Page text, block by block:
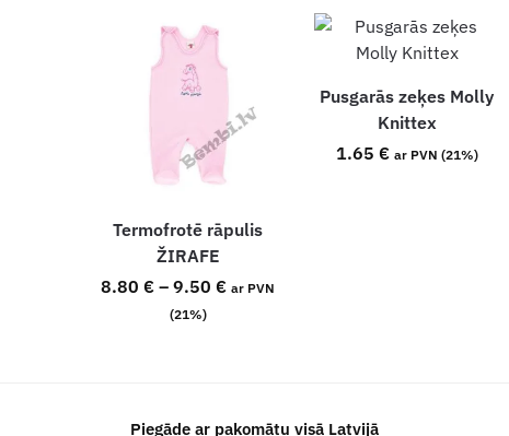
Termofrotē rāpulis
ŽIRAFE
8.80€ – 9.50€ ar PVN
(21%)
Pusgarās zeķes Molly
Knittex
1.65 € ar PVN (21%)
Piegāde ar pakomātu visā Latvijā